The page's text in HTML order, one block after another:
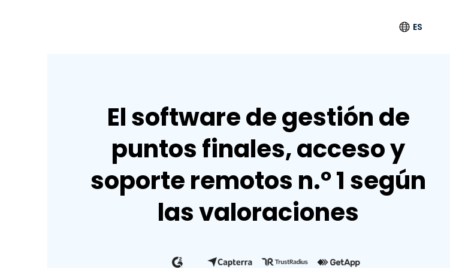
ES
Deutsch
Français
Italiano
Nederlands
El software de gestión de
puntos finales, acceso y
soporte remotos n.º 1 según
las valoraciones